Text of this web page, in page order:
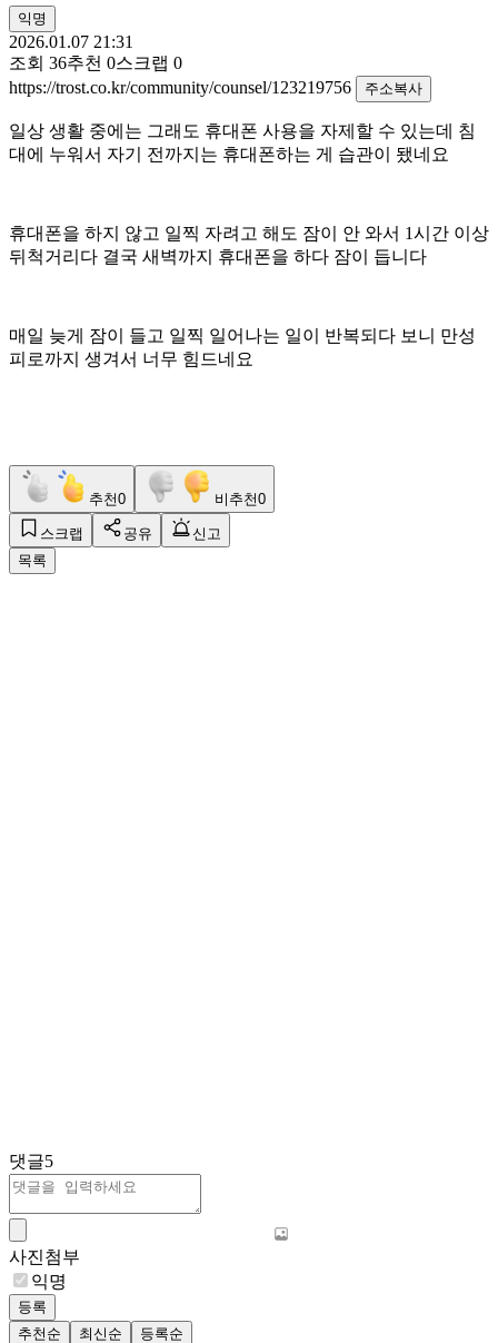
익명
2026.01.07 21:31
조회 36추천 0스크랩 0
https://trost.co.kr/community/counsel/123219756
주소복사
일상 생활 중에는 그래도 휴대폰 사용을 자제할 수 있는데 침
대에 누워서 자기 전까지는 휴대폰하는 게 습관이 됐네요
휴대폰을 하지 않고 일찍 자려고 해도 잠이 안 와서 1시간 이상
뒤척거리다 결국 새벽까지 휴대폰을 하다 잠이 듭니다
매일 늦게 잠이 들고 일찍 일어나는 일이 반복되다 보니 만성
피로까지 생겨서 너무 힘드네요
추천0 비추천0
스크랩 공유
신고
목록
댓글5
사진첨부
익명
등록
추천순
최신순 등록순